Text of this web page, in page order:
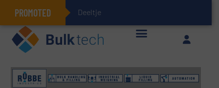
PROMOTED Deeltjesmechanic